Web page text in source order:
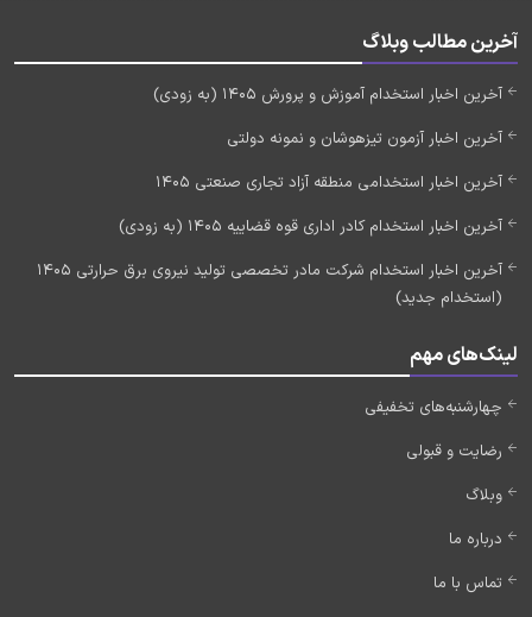
آخرین مطالب وبلاگ
آخرین اخبار استخدام آموزش و پرورش 1405 (به زودی)
آخرین اخبار آزمون تیزهوشان و نمونه دولتی
آخرین اخبار استخدامی منطقه آزاد تجاری صنعتی 1405
آخرین اخبار استخدام کادر اداری قوه قضاییه 1405 (به زودی)
آخرین اخبار استخدام شرکت مادر تخصصی تولید نیروی برق حرارتی 1405
(استخدام جدید)
لینک‌های مهم
چهارشنبه‌های تخفیفی
رضایت و قبولی
وبلاگ
درباره ما
تماس با ما